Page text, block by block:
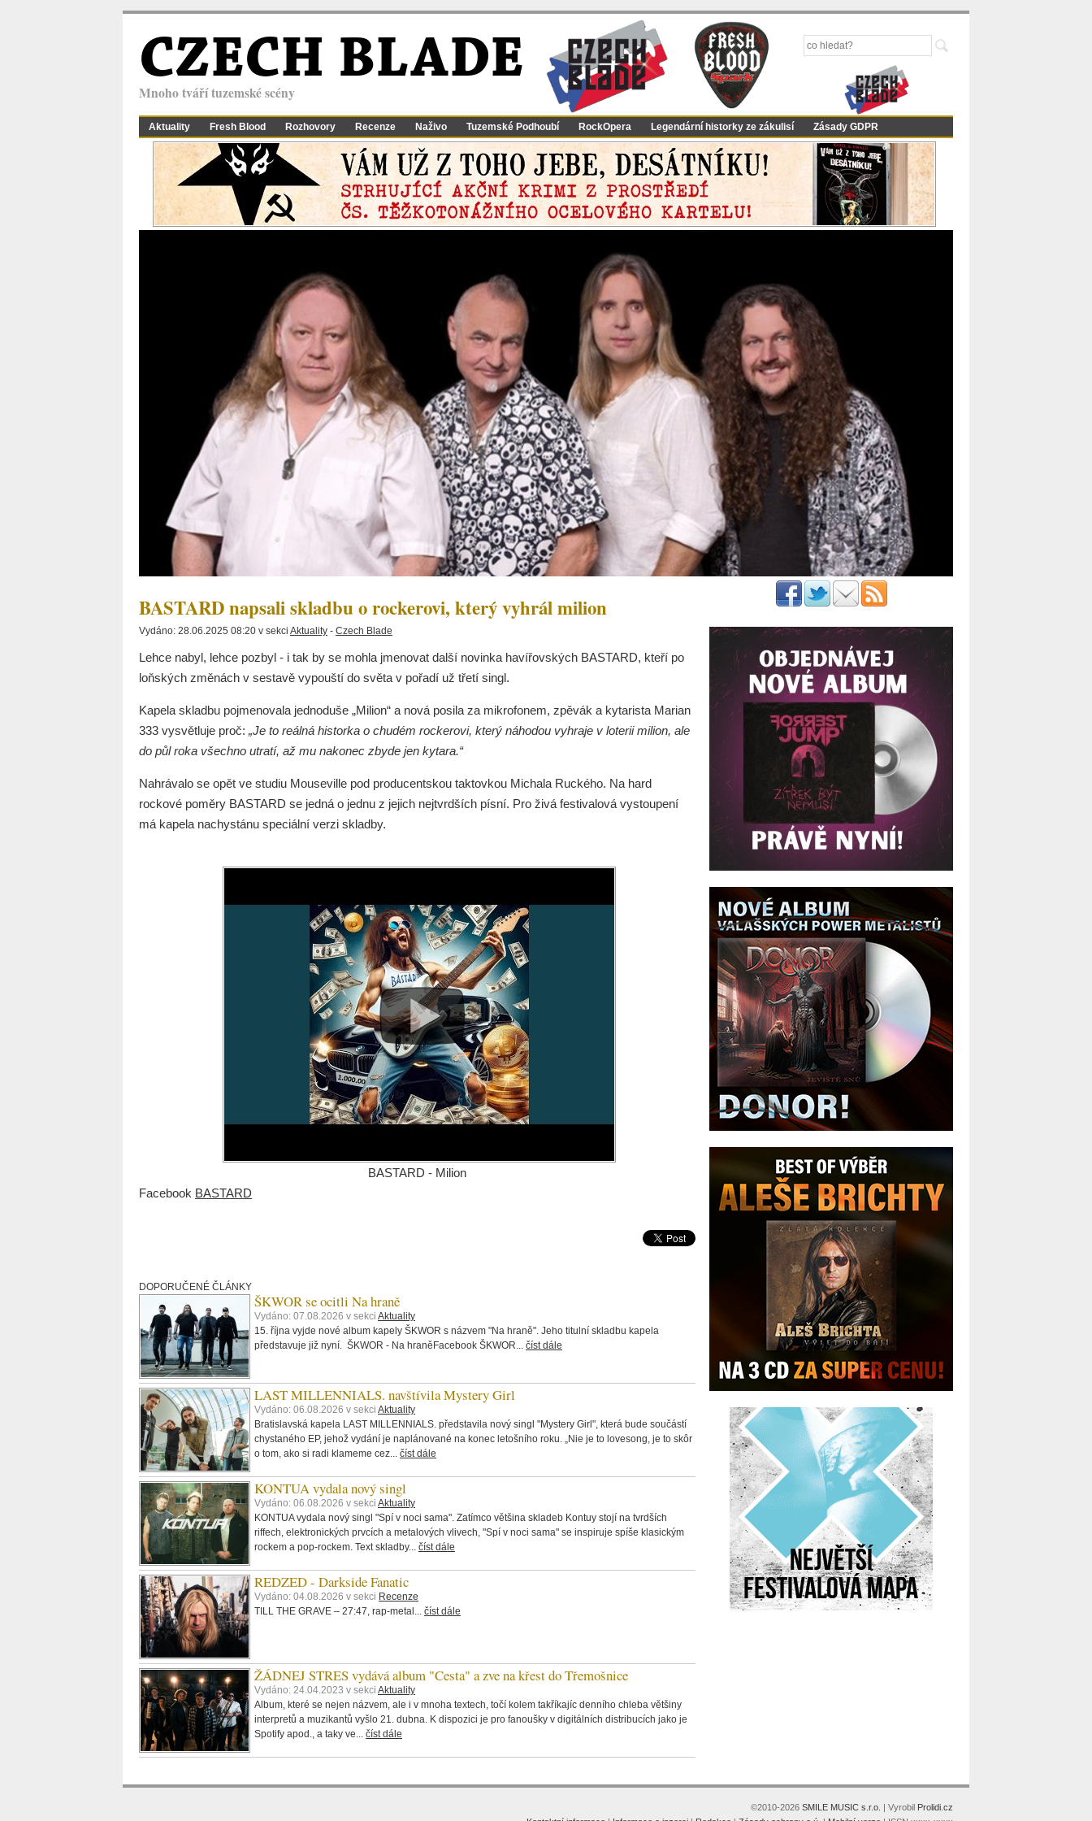
CZECH BLADE
Mnoho tváří tuzemské scény
Aktuality Fresh Blood Rozhovory Recenze Naživo Tuzemské Podhoubí RockOpera Legendární historky ze zákulisí Zásady GDPR
BASTARD napsali skladbu o rockerovi, který vyhrál milion
Vydáno: 28.06.2025 08:20 v sekci Aktuality - Czech Blade
Lehce nabyl, lehce pozbyl - i tak by se mohla jmenovat další novinka havířovských BASTARD, kteří po
loňských změnách v sestavě vypouští do světa v pořadí už třetí singl.
Kapela skladbu pojmenovala jednoduše „Milion“ a nová posila za mikrofonem, zpěvák a kytarista Marian
333 vysvětluje proč: „Je to reálná historka o chudém rockerovi, který náhodou vyhraje v loterii milion, ale
do půl roka všechno utratí, až mu nakonec zbyde jen kytara.“
Nahrávalo se opět ve studiu Mouseville pod producentskou taktovkou Michala Ruckého. Na hard
rockové poměry BASTARD se jedná o jednu z jejich nejtvrdších písní. Pro živá festivalová vystoupení
má kapela nachystánu speciální verzi skladby.
BASTARD - Milion
Facebook BASTARD
DOPORUČENÉ ČLÁNKY
ŠKWOR se ocitli Na hraně
Vydáno: 07.08.2026 v sekci Aktuality
15. října vyjde nové album kapely ŠKWOR s názvem "Na hraně". Jeho titulní skladbu kapela
představuje již nyní. ŠKWOR - Na hraněFacebook ŠKWOR... číst dále
LAST MILLENNIALS. navštívila Mystery Girl
Vydáno: 06.08.2026 v sekci Aktuality
Bratislavská kapela LAST MILLENNIALS. představila nový singl "Mystery Girl", která bude součástí
chystaného EP, jehož vydání je naplánované na konec letošního roku. „Nie je to lovesong, je to skôr
o tom, ako si radi klameme cez... číst dále
KONTUA vydala nový singl
Vydáno: 06.08.2026 v sekci Aktuality
KONTUA vydala nový singl "Spí v noci sama". Zatímco většina skladeb Kontuy stojí na tvrdších
riffech, elektronických prvcích a metalových vlivech, "Spí v noci sama" se inspiruje spíše klasickým
rockem a pop-rockem. Text skladby... číst dále
REDZED - Darkside Fanatic
Vydáno: 04.08.2026 v sekci Recenze
TILL THE GRAVE – 27:47, rap-metal... číst dále
ŽÁDNEJ STRES vydává album "Cesta" a zve na křest do Třemošnice
Vydáno: 24.04.2023 v sekci Aktuality
Album, které se nejen názvem, ale i v mnoha textech, točí kolem takříkajíc denního chleba většiny
interpretů a muzikantů vyšlo 21. dubna. K dispozici je pro fanoušky v digitálních distribucích jako je
Spotify apod., a taky ve... číst dále
©2010-2026 SMILE MUSIC s.r.o. | Vyrobil Prolidi.cz